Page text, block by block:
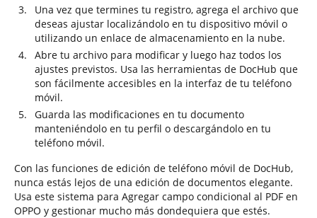
Una vez que termines tu registro, agrega el archivo que
deseas ajustar localizándolo en tu dispositivo móvil o
utilizando un enlace de almacenamiento en la nube.
Abre tu archivo para modificar y luego haz todos los
ajustes previstos. Usa las herramientas de DocHub que
son fácilmente accesibles en la interfaz de tu teléfono
móvil.
Guarda las modificaciones en tu documento
manteniéndolo en tu perfil o descargándolo en tu
teléfono móvil.
Con las funciones de edición de teléfono móvil de DocHub,
nunca estás lejos de una edición de documentos elegante.
Usa este sistema para Agregar campo condicional al PDF en
OPPO y gestionar mucho más dondequiera que estés.